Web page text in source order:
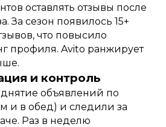
оставлять отзывы после
За сезон появилось 15+
что повысило
профиля. Avito ранжирует
и контроль
объявлений по
и в обед) и следили за
Раз в неделю